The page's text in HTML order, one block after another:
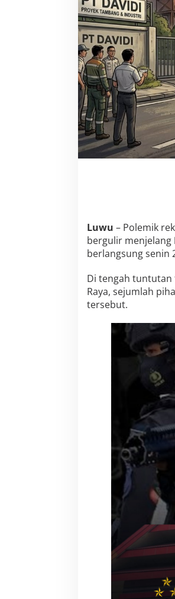
Luwu – Polemik
bergulir menjelang
berlangsung senin
Di tengah tuntutan
Raya, sejumlah
tersebut.